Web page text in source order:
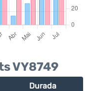
VY8749
Durada